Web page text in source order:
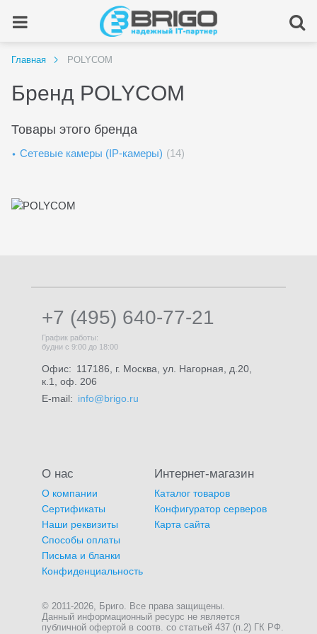
Главная POLYCOM
Бренд POLYCOM
Товары этого бренда
Сетевые камеры (IP-камеры) (14)
+7 (495) 640-77-21
График работы:
будни с 9:00 до 18:00
Офис: 117186, г. Москва, ул. Нагорная, д.20,
к.1, оф. 206
E-mail: info@brigo.ru
О нас
О компании
Сертификаты
Наши реквизиты
Способы оплаты
Письма и бланки
Конфиденциальность
Интернет-магазин
Каталог товаров
Конфигуратор серверов
Карта сайта
© 2011-2026, Бриго. Все права защищены.
Данный информационный ресурс не является
публичной офертой в соотв. со статьей 437 (п.2) ГК РФ.